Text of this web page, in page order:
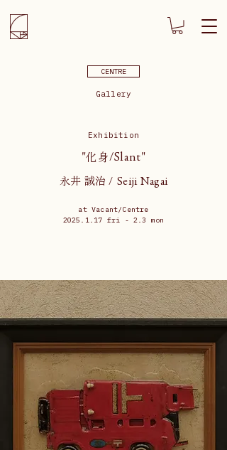
CENTRE
Gallery
Exhibition
"化身/Slant"
永井 誠治 / Seiji Nagai
at Vacant/Centre
2025.1.17 fri - 2.3 mon